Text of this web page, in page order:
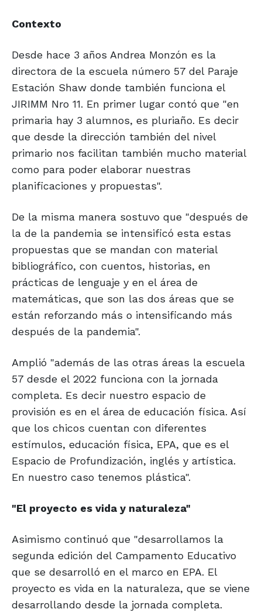
Contexto
Desde hace 3 años Andrea Monzón es la
directora de la escuela número 57 del Paraje
Estación Shaw donde también funciona el
JIRIMM Nro 11. En primer lugar contó que "en
primaria hay 3 alumnos, es pluriaño. Es decir
que desde la dirección también del nivel
primario nos facilitan también mucho material
como para poder elaborar nuestras
planificaciones y propuestas".
De la misma manera sostuvo que "después de
la de la pandemia se intensificó esta estas
propuestas que se mandan con material
bibliográfico, con cuentos, historias, en
prácticas de lenguaje y en el área de
matemáticas, que son las dos áreas que se
están reforzando más o intensificando más
después de la pandemia".
Amplió "además de las otras áreas la escuela
57 desde el 2022 funciona con la jornada
completa. Es decir nuestro espacio de
provisión es en el área de educación física. Así
que los chicos cuentan con diferentes
estímulos, educación física, EPA, que es el
Espacio de Profundización, inglés y artística.
En nuestro caso tenemos plástica".
"El proyecto es vida y naturaleza"
Asimismo continuó que "desarrollamos la
segunda edición del Campamento Educativo
que se desarrolló en el marco en EPA. El
proyecto es vida en la naturaleza, que se viene
desarrollando desde la jornada completa.